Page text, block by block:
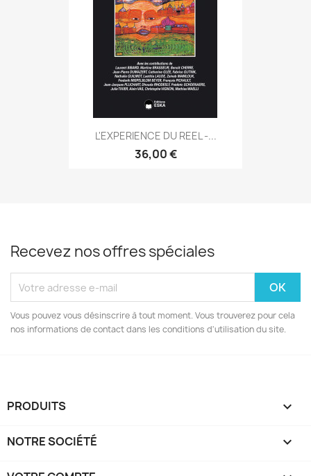
L'EXPERIENCE DU REEL -...
36,00 €
Recevez nos offres spéciales
Vous pouvez vous désinscrire à tout moment. Vous trouverez pour cela
nos informations de contact dans les conditions d'utilisation du site.
PRODUITS 
NOTRE SOCIÉTÉ 